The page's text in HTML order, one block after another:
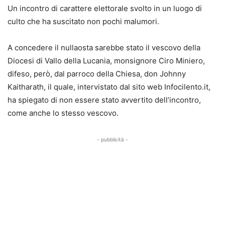
Un incontro di carattere elettorale svolto in un luogo di
culto che ha suscitato non pochi malumori.
A concedere il nullaosta sarebbe stato il vescovo della
Diocesi di Vallo della Lucania, monsignore Ciro Miniero,
difeso, però, dal parroco della Chiesa, don Johnny
Kaitharath, il quale, intervistato dal sito web Infocilento.it,
ha spiegato di non essere stato avvertito dell’incontro,
come anche lo stesso vescovo.
- pubblicità -